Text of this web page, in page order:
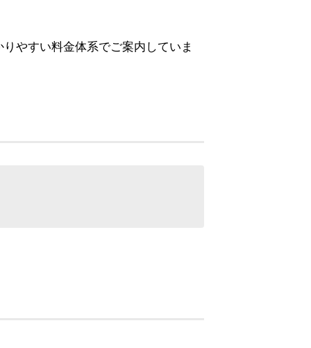
やすい料金体系でご案内していま